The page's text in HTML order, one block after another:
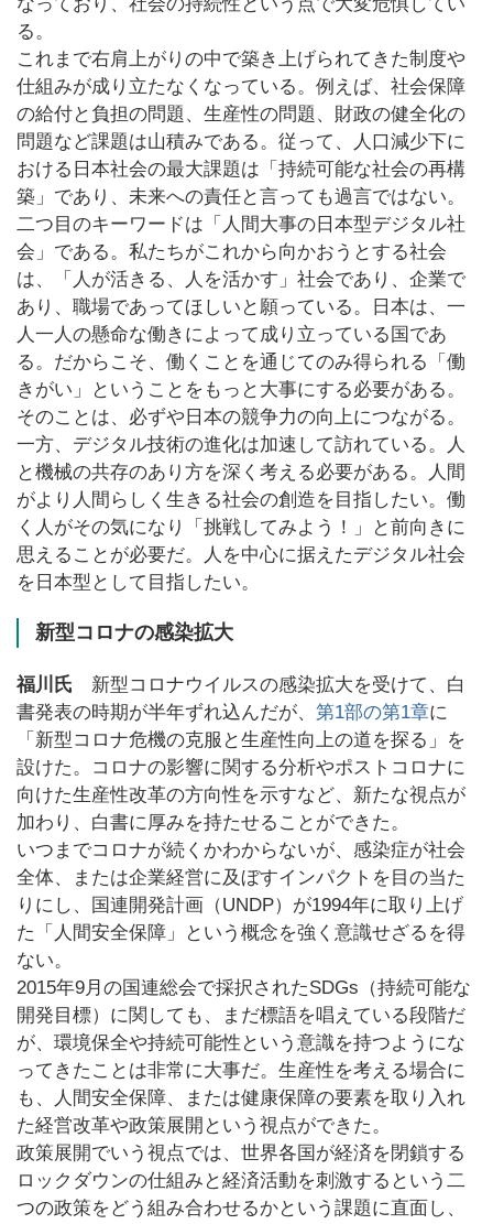
なっており、社会の持続性という点で大変危惧してい
る。
これまで右肩上がりの中で築き上げられてきた制度や
仕組みが成り立たなくなっている。例えば、社会保障
の給付と負担の問題、生産性の問題、財政の健全化の
問題など課題は山積みである。従って、人口減少下に
おける日本社会の最大課題は「持続可能な社会の再構
築」であり、未来への責任と言っても過言ではない。
二つ目のキーワードは「人間大事の日本型デジタル社
会」である。私たちがこれから向かおうとする社会
は、「人が活きる、人を活かす」社会であり、企業で
あり、職場であってほしいと願っている。日本は、一
人一人の懸命な働きによって成り立っている国であ
る。だからこそ、働くことを通じてのみ得られる「働
きがい」ということをもっと大事にする必要がある。
そのことは、必ずや日本の競争力の向上につながる。
一方、デジタル技術の進化は加速して訪れている。人
と機械の共存のあり方を深く考える必要がある。人間
がより人間らしく生きる社会の創造を目指したい。働
く人がその気になり「挑戦してみよう！」と前向きに
思えることが必要だ。人を中心に据えたデジタル社会
を日本型として目指したい。
新型コロナの感染拡大
福川氏 新型コロナウイルスの感染拡大を受けて、白
書発表の時期が半年ずれ込んだが、 第1部の第1章に
「新型コロナ危機の克服と生産性向上の道を探る」を
設けた。コロナの影響に関する分析やポストコロナに
向けた生産性改革の方向性を示すなど、新たな視点が
加わり、白書に厚みを持たせることができた。
いつまでコロナが続くかわからないが、感染症が社会
全体、または企業経営に及ぼすインパクトを目の当た
りにし、国連開発計画（UNDP）が1994年に取り上げ
た「人間安全保障」という概念を強く意識せざるを得
ない。
2015年9月の国連総会で採択されたSDGs（持続可能な
開発目標）に関しても、まだ標語を唱えている段階だ
が、環境保全や持続可能性という意識を持つようにな
ってきたことは非常に大事だ。生産性を考える場合に
も、人間安全保障、または健康保障の要素を取り入れ
た経営改革や政策展開という視点ができた。
政策展開でいう視点では、世界各国が経済を閉鎖する
ロックダウンの仕組みと経済活動を刺激するという二
つの政策をどう組み合わせるかという課題に直面し、